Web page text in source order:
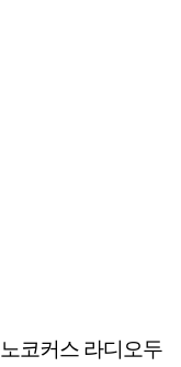
코커스 라디오두